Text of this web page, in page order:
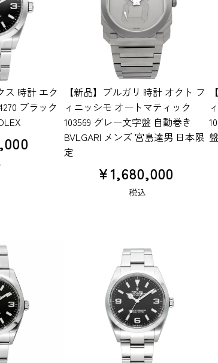
ス 時計 エク
ブラック
【新品】ブルガリ 時計 オクト フ
ィニッシモ オートマティック
103569 グレー文字盤 自動巻き
BVLGARI メンズ 宮島達男 日本限
定
¥1,680,000
税込